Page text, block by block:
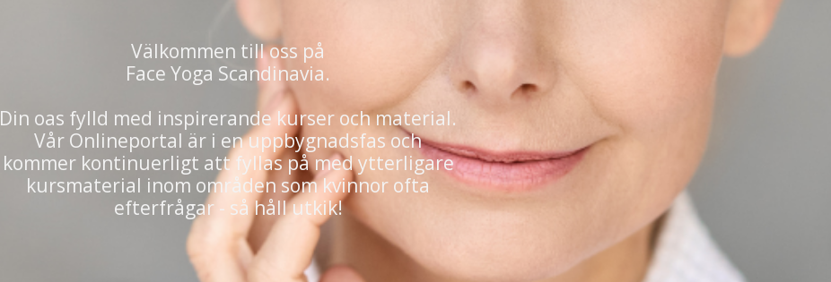
Välkommen till oss på
Face Yoga Scandinavia.
Din oas fylld med inspirerande kurser och material.
Vår Onlineportal är i en uppbygnadsfas och
kommer kontinuerligt att fyllas på med ytterligare
kursmaterial inom områden som kvinnor ofta
efterfrågar - så håll utkik!